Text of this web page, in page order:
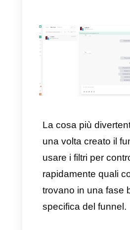
alla sezione “
conversazione
impostazioni
account
funnel”
,
durante la
canalizzazione
“Primo